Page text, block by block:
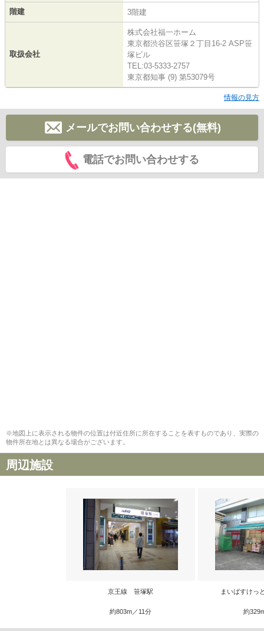
階建 3階建
取扱会社
株式会社福一ホーム
東京都渋谷区笹塚２丁目16-2 ASP笹
塚ビル
TEL:03-5333-2757
東京都知事 (9) 第53079号
情報の見方
メールでお問い合わせする(無料)
電話でお問い合わせする
※地図上に表示される物件の位置は付近住所に所在することを表すものであり、実際の
物件所在地とは異なる場合がございます。
周辺施設
京王線 笹塚駅
約803m／11分
まいばすけっ
約